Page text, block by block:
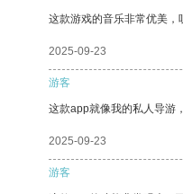
这款游戏的音乐非常优美，
2025-09-23
游客
这款app就像我的私人导游
2025-09-23
游客